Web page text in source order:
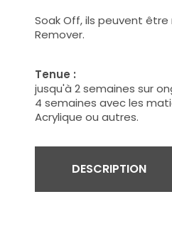
Soak Off, ils peuvent
Remover.
Tenue :
jusqu'à 2 semaines sur
4 semaines avec les
Acrylique ou autres.
DESCRIPTION